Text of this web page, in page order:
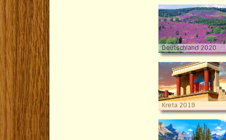
Deutschland 2020
Kreta 2019